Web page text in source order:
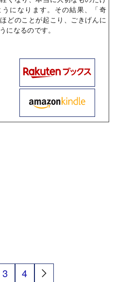
になります。その結果、「奇
どのことが起こり、ごきげんに
になるのです。
3 4